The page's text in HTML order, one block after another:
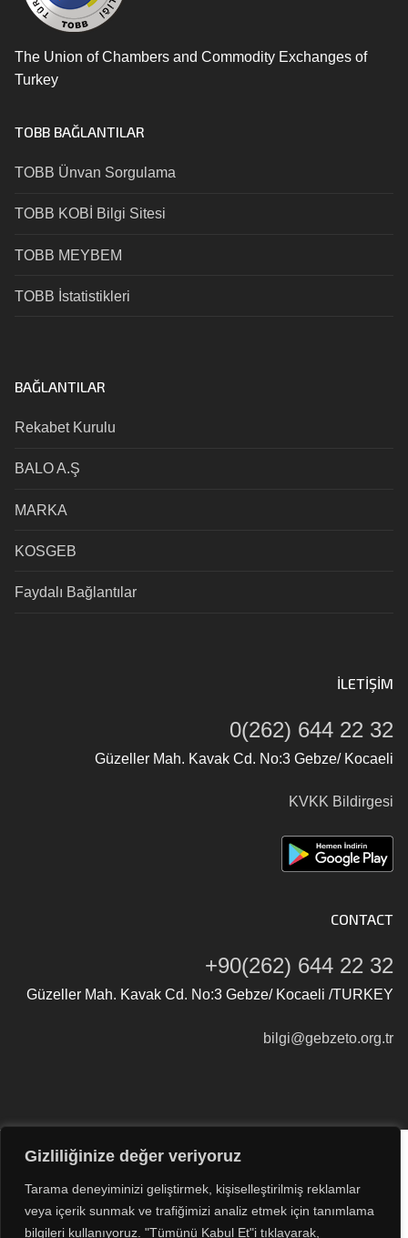
Gizliliğinize değer veriyoruz
Tarama deneyiminizi geliştirmek, kişiselleştirilmiş reklamlar
veya içerik sunmak ve trafiğimizi analiz etmek için tanımlama
bilgileri kullanıyoruz. "Tümünü Kabul Et"i tıklayarak,
The Union of Chambers and Commodity Exchanges of
Turkey
TOBB BAĞLANTILAR
TOBB Ünvan Sorgulama
TOBB KOBİ Bilgi Sitesi
TOBB MEYBEM
TOBB İstatistikleri
BAĞLANTILAR
Rekabet Kurulu
BALO A.Ş
MARKA
KOSGEB
Faydalı Bağlantılar
İLETIŞIM
0(262) 644 22 32
Güzeller Mah. Kavak Cd. No:3 Gebze/ Kocaeli
KVKK Bildirgesi
CONTACT
+90(262) 644 22 32
Güzeller Mah. Kavak Cd. No:3 Gebze/ Kocaeli /TURKEY
bilgi@gebzeto.org.tr
Tüm Hakları Saklıdır © 2026
Gebze Ticaret Odası